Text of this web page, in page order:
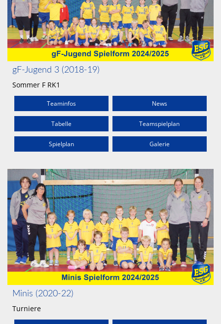
gF-Jugend 3 (2018-19)
Sommer F RK1
Teaminfos News
Tabelle Teamspielplan
Spielplan Galerie
Minis (2020-22)
Turniere